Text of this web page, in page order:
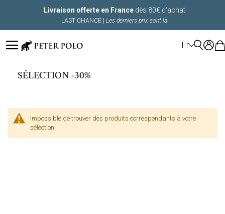
Livraison offerte en France dès 80€ d'achat
LAST CHANCE |Les derniers prix sont là
LANGUE
Fr
SÉLECTION -30%
Impossible de trouver des produits correspondants à votre
sélection.